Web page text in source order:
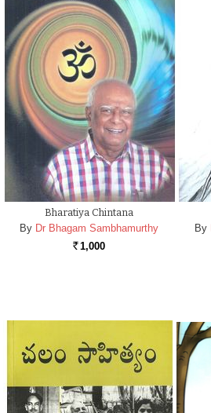
Bharatiya Chintana
By Dr Bhagam Sambhamurthy
Rs. 1,000
By